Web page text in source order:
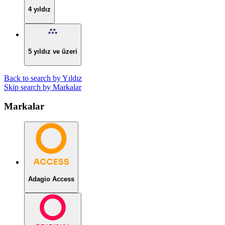
4 yıldız
5 yıldız ve üzeri
Back to search by Yıldız
Skip search by Markalar
Markalar
Adagio Access